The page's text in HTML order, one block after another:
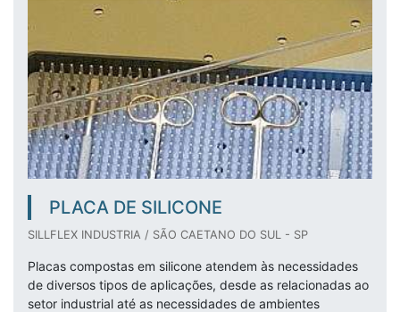
PLACA DE SILICONE
SILLFLEX INDUSTRIA / SÃO CAETANO DO SUL - SP
Placas compostas em silicone atendem às necessidades
de diversos tipos de aplicações, desde as relacionadas ao
setor industrial até as necessidades de ambientes